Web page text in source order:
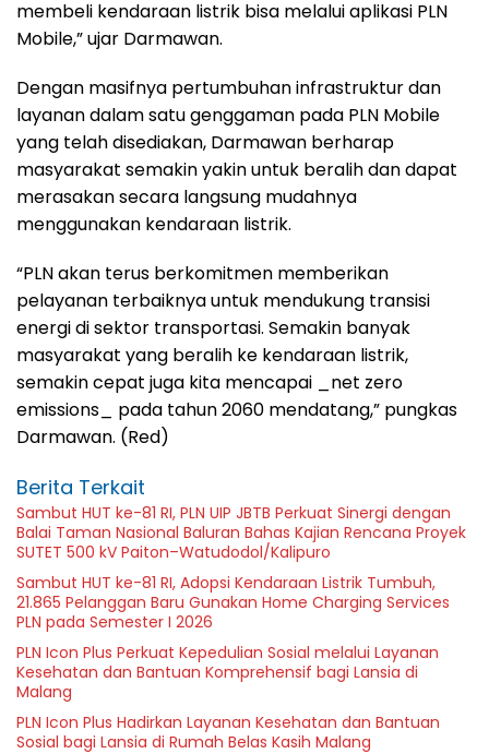
membeli kendaraan listrik bisa melalui aplikasi PLN
Mobile,” ujar Darmawan.
Dengan masifnya pertumbuhan infrastruktur dan
layanan dalam satu genggaman pada PLN Mobile
yang telah disediakan, Darmawan berharap
masyarakat semakin yakin untuk beralih dan dapat
merasakan secara langsung mudahnya
menggunakan kendaraan listrik.
“PLN akan terus berkomitmen memberikan
pelayanan terbaiknya untuk mendukung transisi
energi di sektor transportasi. Semakin banyak
masyarakat yang beralih ke kendaraan listrik,
semakin cepat juga kita mencapai _net zero
emissions_ pada tahun 2060 mendatang,” pungkas
Darmawan. (Red)
Berita Terkait
Sambut HUT ke-81 RI, PLN UIP JBTB Perkuat Sinergi dengan
Balai Taman Nasional Baluran Bahas Kajian Rencana Proyek
SUTET 500 kV Paiton–Watudodol/Kalipuro
Sambut HUT ke-81 RI, Adopsi Kendaraan Listrik Tumbuh,
21.865 Pelanggan Baru Gunakan Home Charging Services
PLN pada Semester I 2026
PLN Icon Plus Perkuat Kepedulian Sosial melalui Layanan
Kesehatan dan Bantuan Komprehensif bagi Lansia di
Malang
PLN Icon Plus Hadirkan Layanan Kesehatan dan Bantuan
Sosial bagi Lansia di Rumah Belas Kasih Malang